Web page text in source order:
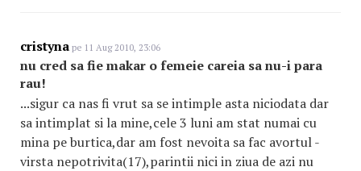
cristyna pe 11 Aug 2010, 23:06
nu cred sa fie makar o femeie careia sa nu-i para
rau!
...sigur ca nas fi vrut sa se intimple asta niciodata dar
sa intimplat si la mine,cele 3 luni am stat numai cu
mina pe burtica,dar am fost nevoita sa fac avortul -
virsta nepotrivita(17),parintii nici in ziua de azi nu